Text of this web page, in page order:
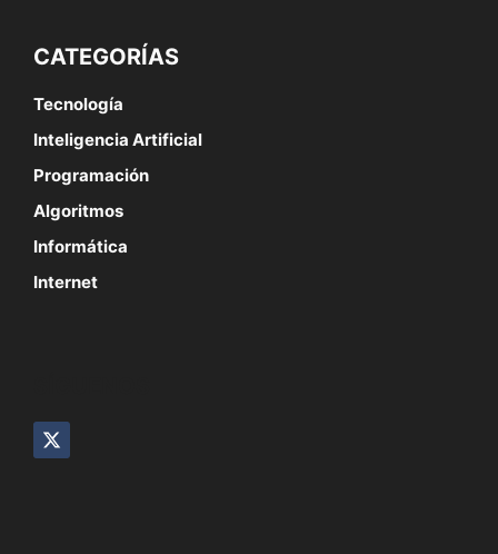
CATEGORÍAS
Tecnología
Inteligencia Artificial
Programación
Algoritmos
Informática
Internet